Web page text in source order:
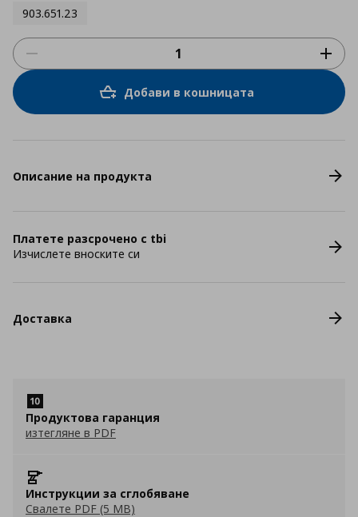
903.651.23
Добави в кошницата
Описание на продукта
Платете разсрочено с tbi
Изчислете вноските си
Доставка
Продуктова гаранция
изтегляне в PDF
Инструкции за сглобяване
Свалете PDF (5 MB)